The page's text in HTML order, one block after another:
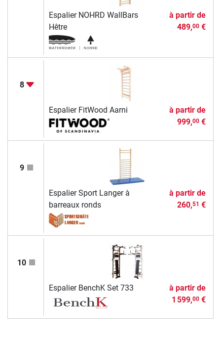
Espalier NOHRD WallBars
Hêtre
à partir de
489,00€
8
Espalier FitWood Aarni
à partir de
999,00€
9
Espalier Sport Langer à
barreaux ronds
à partir de
260,51 €
10
Espalier BenchK Set 733
à partir de
1 599,00€